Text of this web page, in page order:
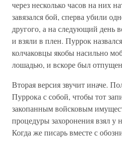
через несколько часов на них
завязался бой, сперва убили
другого, а на следующий день
и взяли в плен. Пуррок
колчаковцы якобы насильно
лошадью, и вскоре был
Вторая версия звучит иначе.
Пуррока с собой, чтобы тот
закопанным войсковым
процедуры захоронения взял у
Когда же писарь вместе с